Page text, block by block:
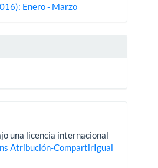
Enero - Marzo
una licencia internacional
Atribución-CompartirIgual